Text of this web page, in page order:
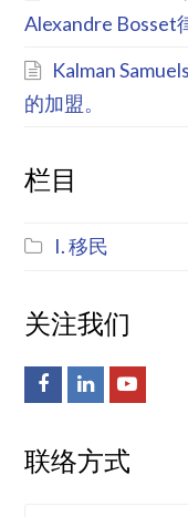
Alexandre Bosset
Kalman
的加盟。
栏目
I. 移民
关注我们
FacebookLinkedIn
联络方式